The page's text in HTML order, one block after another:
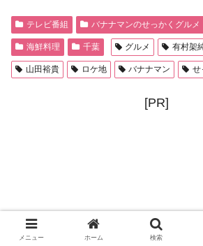
テレビ番組 バナナマンのせっかくグルメ
海鮮料理 千葉 グルメ 有村架
山田裕貴 ロケ地 バナナマン せ
[PR]
メニュー ホーム 検索